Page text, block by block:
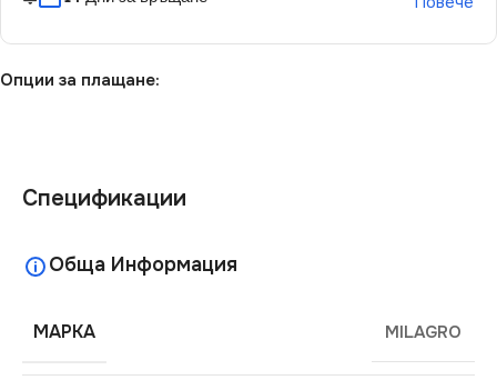
Опции за плащане:
Спецификации
Обща Информация
МАРКА MILAGRO